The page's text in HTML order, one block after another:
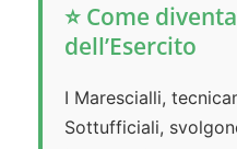
⭐ Come
dell’Esercito
I Marescialli,
Sottufficiali,